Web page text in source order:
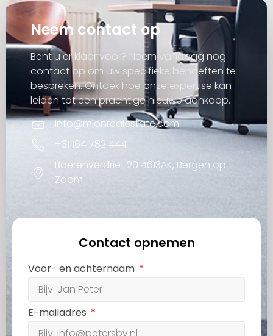
Neem contact op
Bent u er klaar voor? Neem vandaag nog
contact op om uw specifieke behoeften te
bespreken. Ontdek hoe onze expertise kan
leiden tot een prachtige nieuwe aankoop.
info@mionrealestate.com
+31 164 782 444
Boerenverdriet 20 4613AK, Bergen op
Zoom
Contact opnemen
Voor- en achternaam
E-mailadres